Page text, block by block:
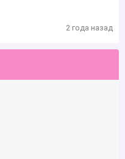
2 года назад